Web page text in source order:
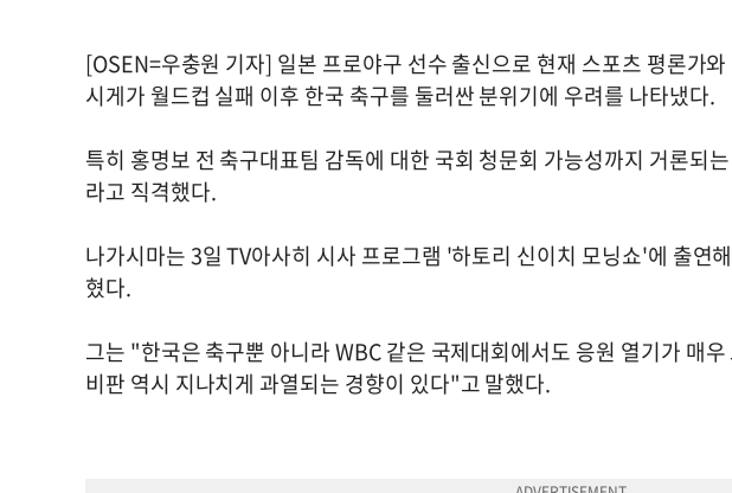
[OSEN=우충원 기자] 일본 프로야구 선수 출신으로 현재 스포츠 평론가
시게가 월드컵 실패 이후 한국 축구를 둘러싼 분위기에 우려를 나타냈다.
특히 홍명보 전 축구대표팀 감독에 대한 국회 청문회 가능성까지 거론되
라고 직격했다.
나가시마는 3일 TV아사히 시사 프로그램 '하토리 신이치 모닝쇼'에 출연
혔다.
그는 "한국은 축구뿐 아니라 WBC 같은 국제대회에서도 응원 열기가 매
비판 역시 지나치게 과열되는 경향이 있다"고 말했다.